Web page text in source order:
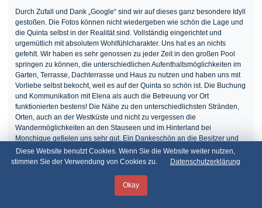
Diese Website benutzt Cookies. Wenn Sie die Website weiter nutzen,
stimmen Sie der Verwendung von Cookies zu.
Datenschutzerklärung
Okay
Durch Zufall und Dank „Google“ sind wir auf dieses ganz besondere Idyll
gestoßen. Die Fotos können nicht wiedergeben wie schön die Lage und
die Quinta selbst in der Realität sind. Vollständig eingerichtet und
urgemütlich mit absolutem Wohlfühlcharakter. Uns hat es an nichts
gefehlt. Wir haben es sehr genossen zu jeder Zeit in den großen Pool
springen zu können, die unterschiedlichen Aufenthaltsmöglichkeiten im
Garten, Terrasse, Dachterrasse und Haus zu nutzen und haben uns mit
Vorliebe selbst bekocht, weil es auf der Quinta so schön ist. Die Buchung
und Kommunikation mit Elena als auch die Betreuung vor Ort
funktionierten bestens! Die Nähe zu den unterschiedlichsten Stränden,
Orten, auch an der Westküste und nicht zu vergessen die
Wandermöglichkeiten an den Stauseen und im Hinterland bei
Monchique gefielen uns sehr gut. Ein Dankeschön an die Besitzer und
liebe Grüße, Oliver und Gudrun
Ihr Lieben! Wir freuen uns alle sehr darüber!!! So sollen ja die